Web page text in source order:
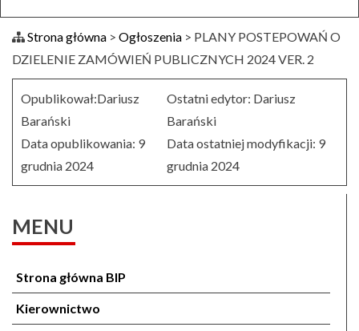
Strona główna > Ogłoszenia > PLANY POSTEPOWAŃ O
DZIELENIE ZAMÓWIEŃ PUBLICZNYCH 2024 VER. 2
Opublikował:Dariusz
Barański
Data opublikowania: 9
grudnia 2024
Ostatni edytor: Dariusz
Barański
Data ostatniej modyfikacji: 9
grudnia 2024
MENU
Strona główna BIP
Kierownictwo